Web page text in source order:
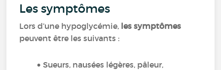
Les symptômes
Lors d’une hypoglycémie, les symptômes
peuvent être les suivants :
Sueurs, nausées légères, pâleur,